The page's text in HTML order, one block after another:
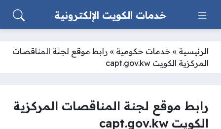
خدمات الكويت الإلكترونية
الرئيسية » خدمات حكومية » رابط موقع لجنة المناقصات
المركزية الكويت capt.gov.kw
رابط موقع لجنة المناقصات المركزية
الكويت capt.gov.kw